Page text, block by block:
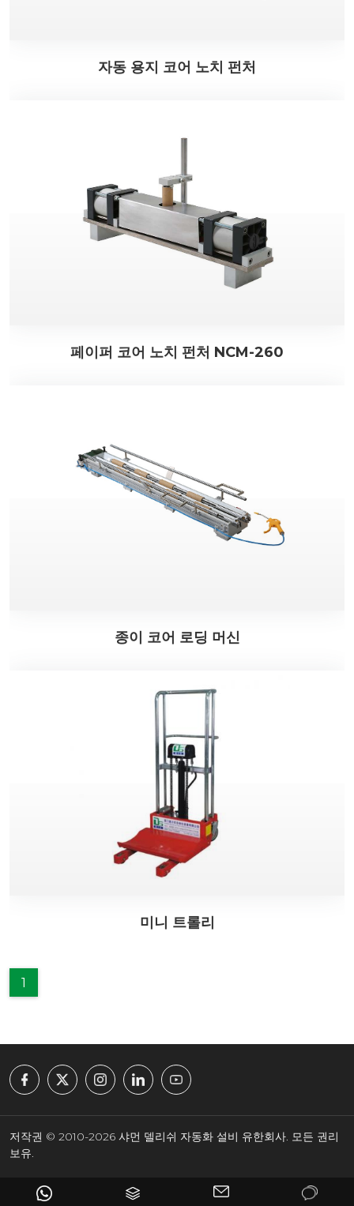
자동 용지 코어 노치 펀처
페이퍼 코어 노치 펀처 NCM-260
종이 코어 로딩 머신
미니 트롤리
1
저작권 © 2010-2026 샤먼 델리쉬 자동화 설비 유한회사. 모든 권리
보유.